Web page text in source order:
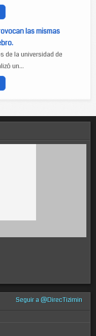
las mismas
de la universidad de
un...
Seguir a @DirecTizimin